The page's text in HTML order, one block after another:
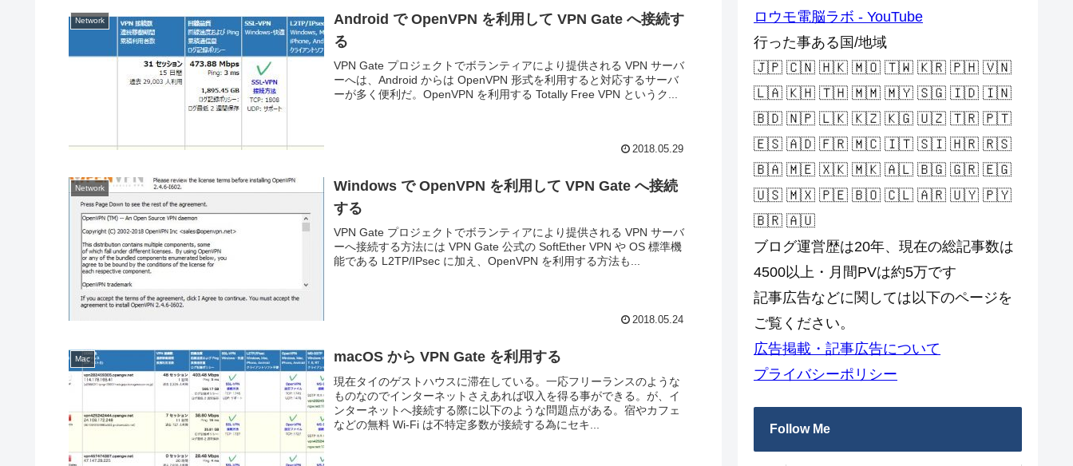
Network
Android で OpenVPN を利用して VPN Gate へ接続す
る
VPN Gate プロジェクトでボランティアにより提供される VPN サーバ
ーへは、Android からは OpenVPN 形式を利用すると対応するサーバ
ーが多く便利だ。OpenVPN を利用する Totally Free VPN というク...
2018.05.29
Network
Windows で OpenVPN を利用して VPN Gate へ接続
する
VPN Gate プロジェクトでボランティアにより提供される VPN サーバ
ーへ接続する方法には VPN Gate 公式の SoftEther VPN や OS 標準機
能である L2TP/IPsec に加え、OpenVPN を利用する方法も...
2018.05.24
Mac macOS から VPN Gate を利用する
現在タイのゲストハウスに滞在している。一応フリーランスのような
ものなのでインターネットさえあれば収入を得る事ができる。が、イ
ンターネットへ接続する際に以下のような問題点がある。宿やカフェ
などの無料 Wi-Fi は不特定多数が接続する為にセキ...
ロウモ電脳ラボ - YouTube
行った事ある国/地域
🇯🇵 🇨🇳 🇭🇰 🇲🇴 🇹🇼 🇰🇷 🇵🇭 🇻🇳
🇱🇦 🇰🇭 🇹🇭 🇲🇲 🇲🇾 🇸🇬 🇮🇩 🇮🇳
🇧🇩 🇳🇵 🇱🇰 🇰🇿 🇰🇬 🇺🇿 🇹🇷 🇵🇹
🇪🇸 🇦🇩 🇫🇷 🇲🇨 🇮🇹 🇸🇮 🇭🇷 🇷🇸
🇧🇦 🇲🇪 🇽🇰 🇲🇰 🇦🇱 🇧🇬 🇬🇷 🇪🇬
🇺🇸 🇲🇽 🇵🇪 🇧🇴 🇨🇱 🇦🇷 🇺🇾 🇵🇾
🇧🇷 🇦🇺
ブログ運営歴は20年、現在の総記事数は
4500以上・月間PVは約5万です
記事広告などに関しては以下のページを
ご覧ください。
広告掲載・記事広告について
プライバシーポリシー
Follow Me